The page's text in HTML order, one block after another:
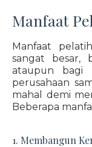
Manfaat
Manfaat
sangat besar,
ataupun bagi
perusahaan
mahal demi
Beberapa
1. Membangun